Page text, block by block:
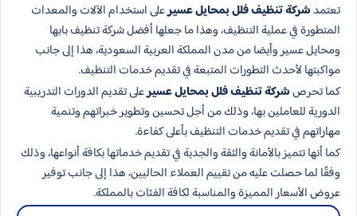
تعتمدشركة تنظيف فلل بمحايل عسيرعلى استخدام الآلات والمعدات
المتطورة في عملية التنظيف، وهذا ما جعلها أفضل شركة تنظيف بابها
ومحايل عسير وأيضا من مدن المملكة العربية السعودية، هذا إلى جانب
مواكبتها لأحدث التطورات المتبعة في تقديم خدمات التنظيف.
كما تحرصشركة تنظيف فلل بمحايل عسيرعلى تقديم الدورات التدريبية
الدورية للعاملين بها، وذلك من أجل تحسين وتطوير خبراتهم وتنمية
مهاراتهم في تقديم خدمات التنظيف بأعلى كفاءة.
كما أنها تتميز بالأمانة والثقة والجدية في تقديم خدماتها بكافة أنواعها، وذلك
وفقًا لما حصلت عليه من تقييم العملاء الحاليين، هذا إلى جانب توفير
عروض الأسعار المميزة والمناسبة لكافة الفئات بالمملكة.